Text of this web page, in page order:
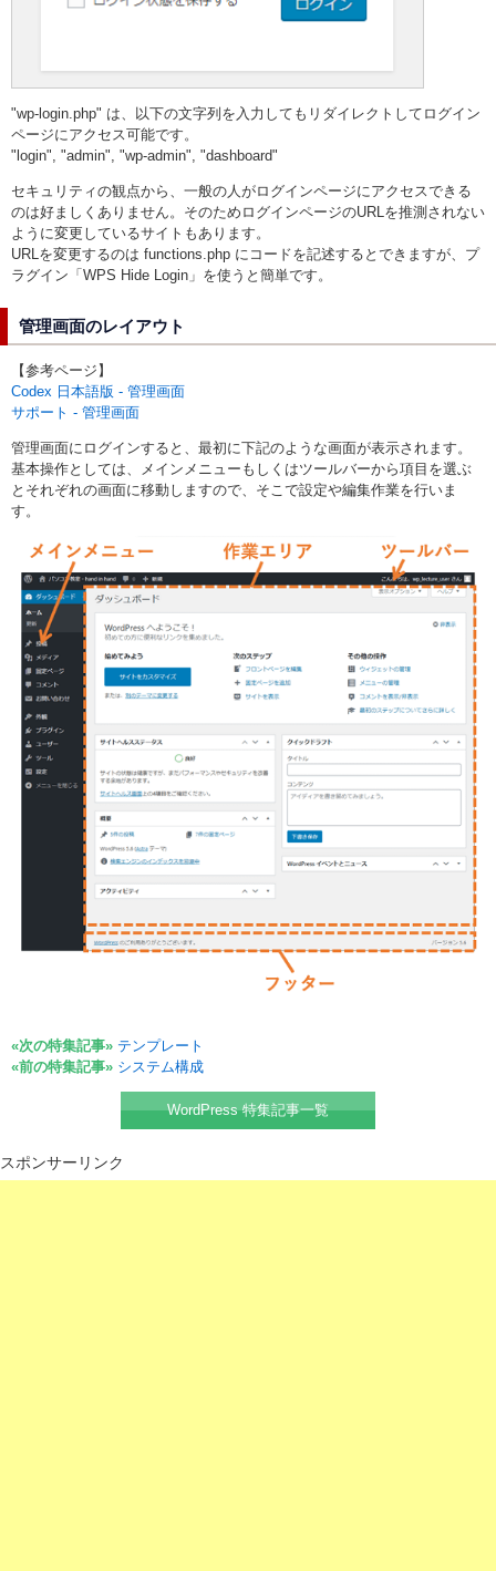
"wp-login.php" は、以下の文字列を入力してもリダイレクトしてログイン
ページにアクセス可能です。
"login", "admin", "wp-admin", "dashboard"
セキュリティの観点から、一般の人がログインページにアクセスできる
のは好ましくありません。そのためログインページのURLを推測されない
ように変更しているサイトもあります。
URLを変更するのは functions.php にコードを記述するとできますが、プ
ラグイン「WPS Hide Login」を使うと簡単です。
管理画面のレイアウト
【参考ページ】
Codex 日本語版 - 管理画面
サポート - 管理画面
管理画面にログインすると、最初に下記のような画面が表示されます。
基本操作としては、メインメニューもしくはツールバーから項目を選ぶ
とそれぞれの画面に移動しますので、そこで設定や編集作業を行いま
す。
«次の特集記事» テンプレート
«前の特集記事» システム構成
WordPress 特集記事一覧
スポンサーリンク